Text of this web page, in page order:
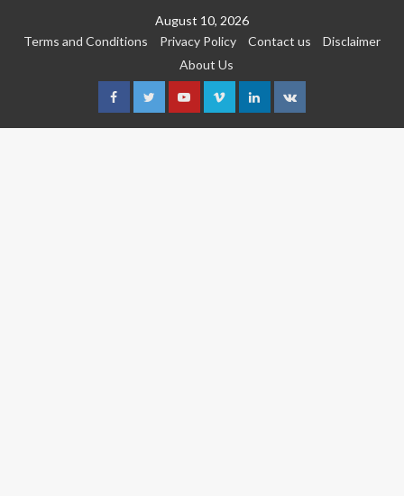
August 10, 2026
Terms and Conditions
Privacy Policy Contact us
Disclaimer
About Us
FacebookTwitterYoutubeVimeoLinkedin
VK